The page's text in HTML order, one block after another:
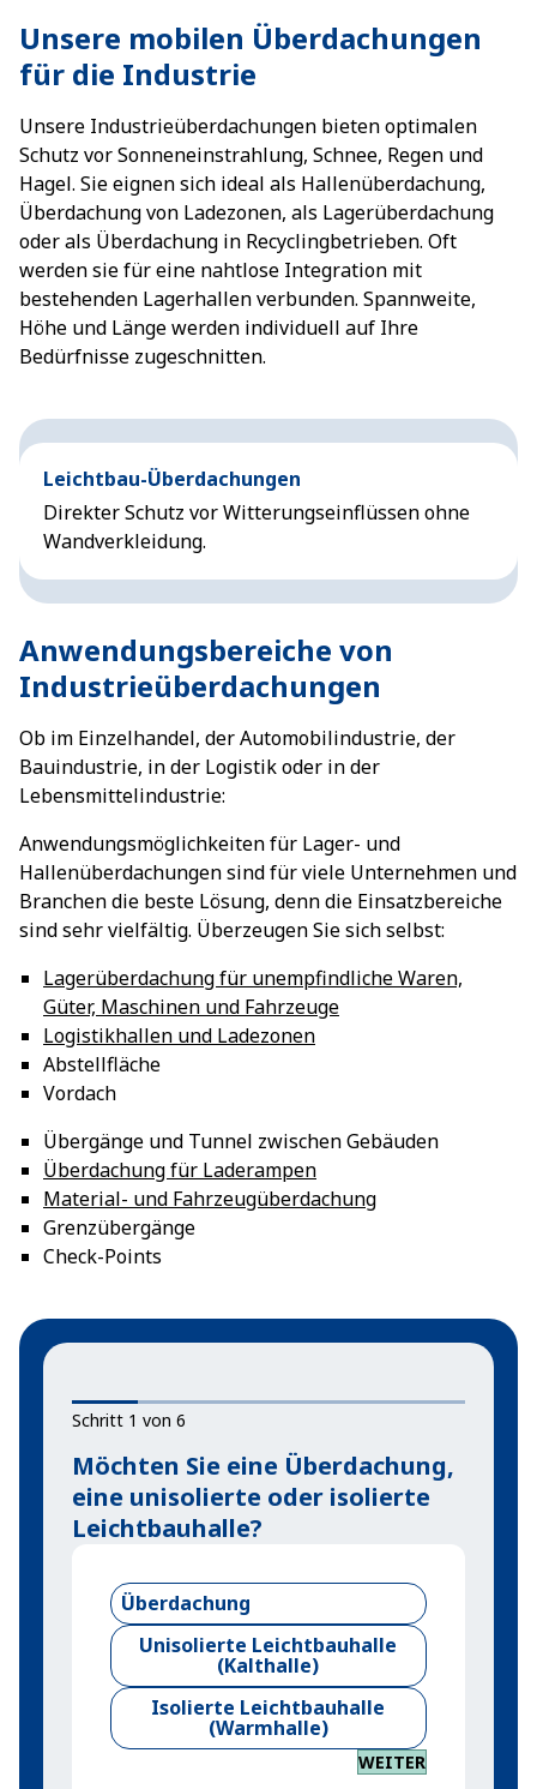
Unsere mobilen Überdachungen
für die Industrie
Unsere Industrieüberdachungen bieten optimalen
Schutz vor Sonneneinstrahlung, Schnee, Regen und
Hagel. Sie eignen sich ideal als Hallenüberdachung,
Überdachung von Ladezonen, als Lagerüberdachung
oder als Überdachung in Recyclingbetrieben. Oft
werden sie für eine nahtlose Integration mit
bestehenden Lagerhallen verbunden. Spannweite,
Höhe und Länge werden individuell auf Ihre
Bedürfnisse zugeschnitten.
Leichtbau-Überdachungen
Direkter Schutz vor Witterungseinflüssen ohne
Wandverkleidung.
Anwendungsbereiche von
Industrieüberdachungen
Ob im Einzelhandel, der Automobilindustrie, der
Bauindustrie, in der Logistik oder in der
Lebensmittelindustrie:
Anwendungsmöglichkeiten für Lager- und
Hallenüberdachungen sind für viele Unternehmen und
Branchen die beste Lösung, denn die Einsatzbereiche
sind sehr vielfältig. Überzeugen Sie sich selbst:
Lagerüberdachung für unempfindliche Waren,
Güter, Maschinen und Fahrzeuge
Logistikhallen und Ladezonen
Abstellfläche
Vordach
Übergänge und Tunnel zwischen Gebäuden
Überdachung für Laderampen
Material- und Fahrzeugüberdachung
Grenzübergänge
Check-Points
Schritt 1 von 6
Möchten Sie eine Überdachung,
eine unisolierte oder isolierte
Leichtbauhalle?
Überdachung
Unisolierte Leichtbauhalle
(Kalthalle)
Isolierte Leichtbauhalle
(Warmhalle)
WEITER